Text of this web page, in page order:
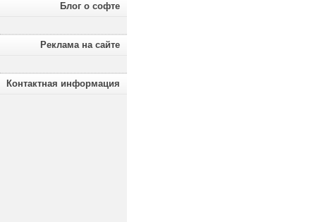
Блог о софте
Реклама на сайте
Контактная информация